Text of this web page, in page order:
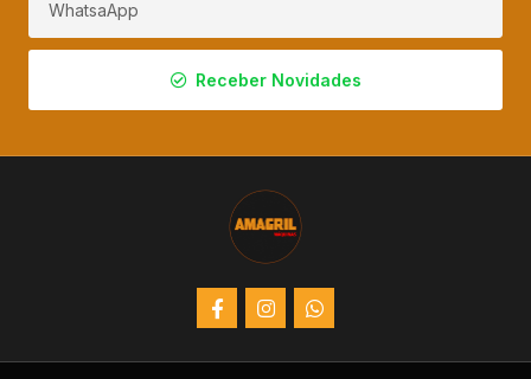
Receber Novidades